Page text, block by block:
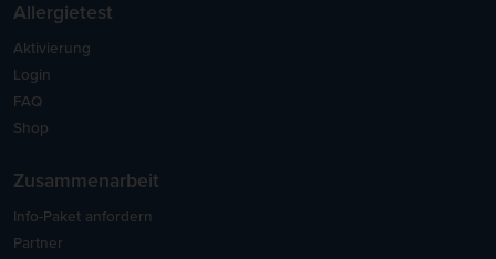
Allergietest
Aktivierung
Login
FAQ
Shop
Zusammenarbeit
Info-Paket anfordern
Partner